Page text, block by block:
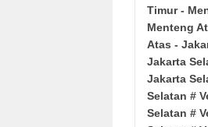
Timur -
Menteng
Atas -
Jakarta
Jakarta
Selatan #
Selatan #